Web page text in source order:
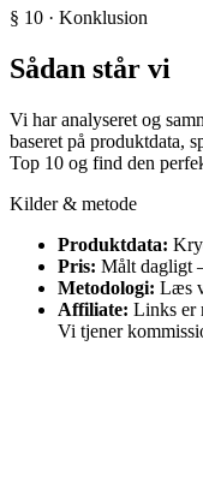
§ 10 · Konklusion
Sådan står vi
Vi har analyseret og
baseret på produktdata,
Top 10 og find den
Kilder & metode
Produktdata:
Pris: Målt dagligt
Metodologi: Læs
Affiliate: Links er
Vi tjener